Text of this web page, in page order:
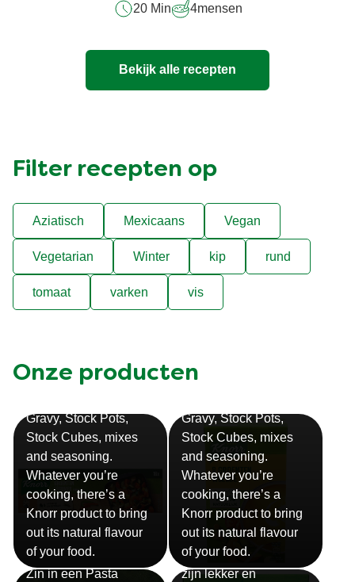
20 Min
4mensen
Bekijk alle recepten
Filter recepten op
Aziatisch Mexicaans Vegan
Vegetarian Winter kip rund
tomaat varken vis
Onze producten
Gravy, Stock Pots,
Stock Cubes, mixes
and seasoning.
Whatever you’re
cooking, there’s a
Knorr product to bring
out its natural flavour
of your food.
Gravy, Stock Pots,
Stock Cubes, mixes
and seasoning.
Whatever you’re
cooking, there’s a
Knorr product to bring
out its natural flavour
of your food.
Snackpots
Zin in een Pasta
Sauzen
Onze Knorr sauzen
zijn lekker en